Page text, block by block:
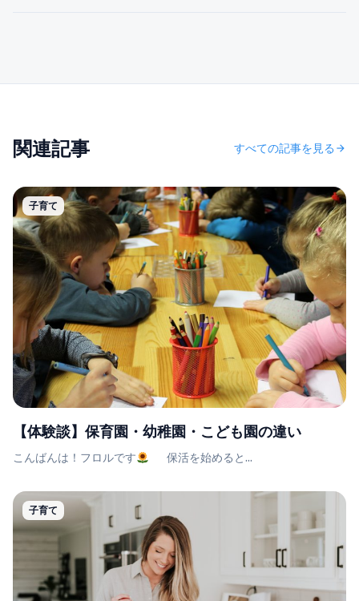
関連記事 すべての記事を見る arrow_forward
子育て
【体験談】保育園・幼稚園・こども園の違い
こんばんは！フロルです 保活を始めると...
子育て